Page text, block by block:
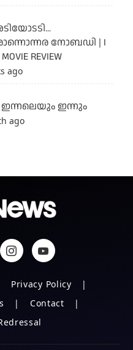
നോബഡി | I
REVIEW
ago
ഇന്നും
ago
Privacy Policy
Contact